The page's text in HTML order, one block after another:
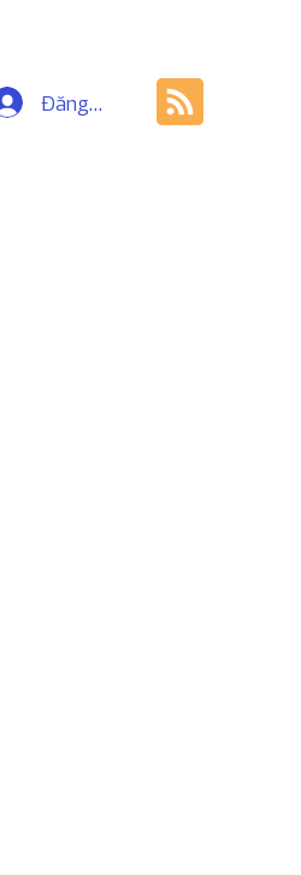
Đăng nhập